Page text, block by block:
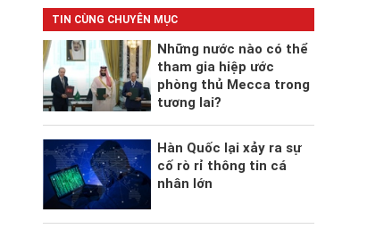
TIN CÙNG CHUYÊN MỤC
Những nước nào có thể
tham gia hiệp ước
phòng thủ Mecca trong
tương lai?
Hàn Quốc lại xảy ra sự
cố rò rỉ thông tin cá
nhân lớn